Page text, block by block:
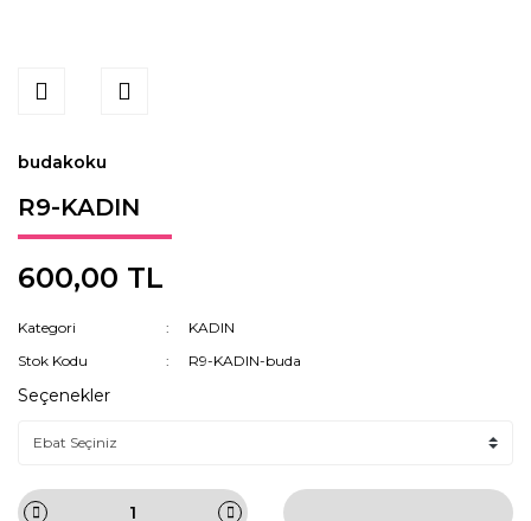
budakoku
R9-KADIN
600,00 TL
Kategori
KADIN
Stok Kodu
R9-KADIN-buda
Seçenekler